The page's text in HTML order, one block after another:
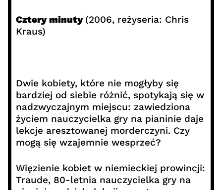
Cztery minuty (2006, reżyseria: Chris
Kraus)
Dwie kobiety, które nie mogłyby się
bardziej od siebie różnić, spotykają się w
nadzwyczajnym miejscu: zawiedziona
życiem nauczycielka gry na pianinie daje
lekcje aresztowanej morderczyni. Czy
mogą się wzajemnie wesprzeć?
Więzienie kobiet w niemieckiej prowincji:
Traude, 80-letnia nauczycielka gry na